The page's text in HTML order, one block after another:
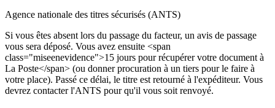
Agence nationale des titres sécurisés (ANTS)
Si vous êtes absent lors du passage du facteur, un avis de passage
vous sera déposé. Vous avez ensuite <span
class="miseenevidence">15 jours pour récupérer votre document à
La Poste</span> (ou donner procuration à un tiers pour le faire à
votre place). Passé ce délai, le titre est retourné à l'expéditeur. Vous
devrez contacter l'ANTS pour qu'il vous soit renvoyé.